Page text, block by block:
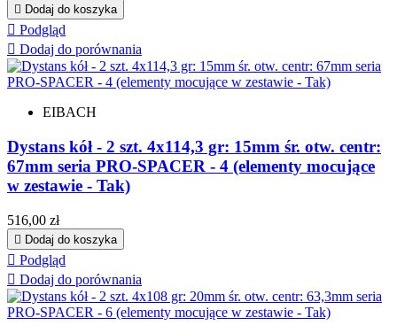
 Dodaj do koszyka
 Podgląd
 Dodaj do porównania
EIBACH
Dystans kół - 2 szt. 4x114,3 gr: 15mm śr. otw. centr:
67mm seria PRO-SPACER - 4 (elementy mocujące
w zestawie - Tak)
Cena
516,00 zł
 Dodaj do koszyka
 Podgląd
 Dodaj do porównania